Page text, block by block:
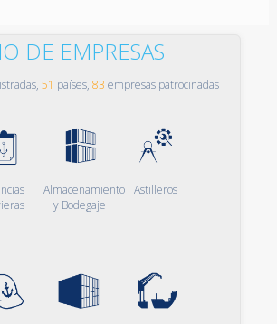
DE EMPRESAS
51 países, 83 empresas patrocinadas
Almacenamiento
y Bodegaje
Astilleros